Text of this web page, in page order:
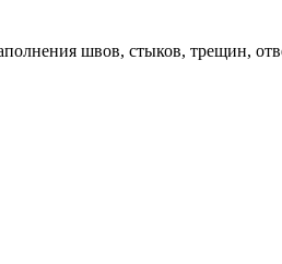
швов, стыков, трещин,